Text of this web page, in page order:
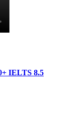
IELTS 8.5